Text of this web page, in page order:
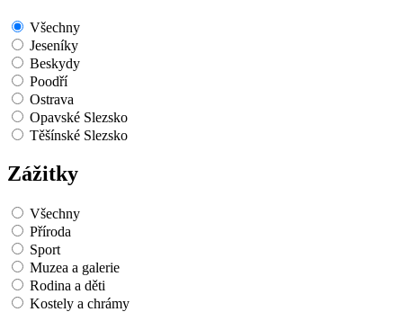
Všechny
Jeseníky
Beskydy
Poodří
Ostrava
Opavské Slezsko
Těšínské Slezsko
Zážitky
Všechny
Příroda
Sport
Muzea a galerie
Rodina a děti
Kostely a chrámy